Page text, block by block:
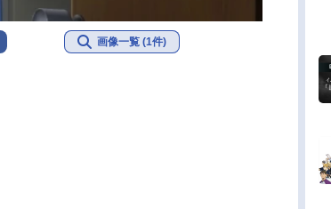
画像一覧 (1件)